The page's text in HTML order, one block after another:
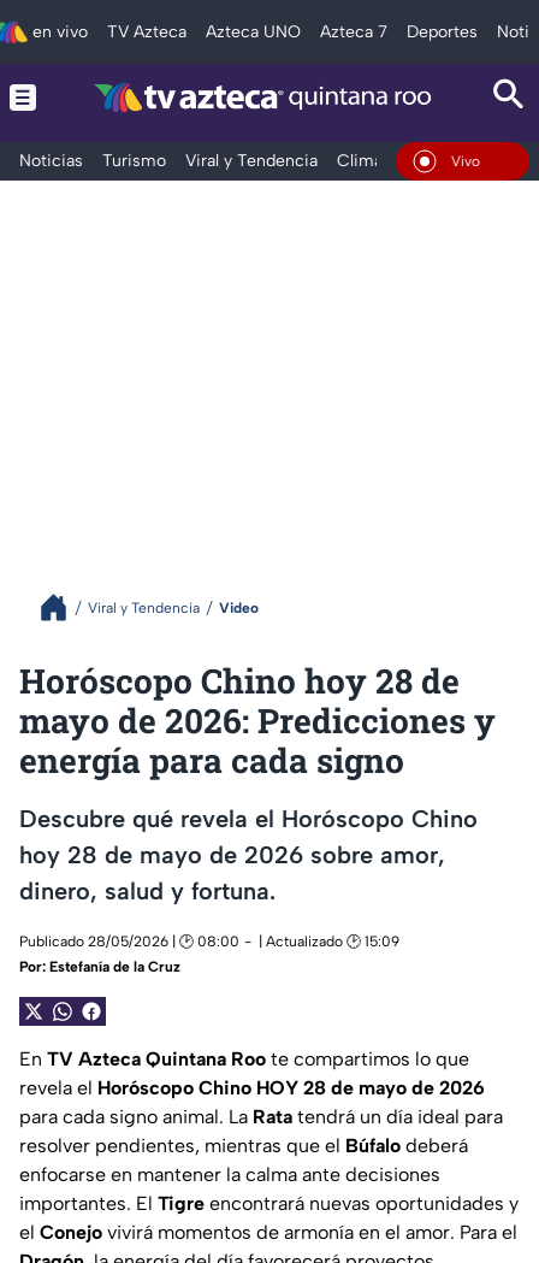
en vivo TV Azteca Azteca UNO Azteca 7 Deportes
Noticias Turismo Viral y Tendencia Clima Tráfico
En Vivo
Viral y Tendencia Video
Horóscopo Chino hoy 28 de
mayo de 2026: Predicciones y
energía para cada signo
Descubre qué revela el Horóscopo Chino
hoy 28 de mayo de 2026 sobre amor,
dinero, salud y fortuna.
Publicado 28/05/2026 | 🕑 08:00
| Actualizado 🕑 15:09
Por: Estefanía de la Cruz
En TV Azteca Quintana Roo te compartimos lo que
revela el Horóscopo Chino HOY 28 de mayo de 2026
para cada signo animal. La Rata tendrá un día ideal para
resolver pendientes, mientras que el Búfalo deberá
enfocarse en mantener la calma ante decisiones
importantes. El Tigre encontrará nuevas oportunidades y
el Conejo vivirá momentos de armonía en el amor. Para el